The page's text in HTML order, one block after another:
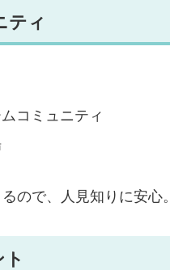
ティ
コミュニティ
ので、人見知りに安心。